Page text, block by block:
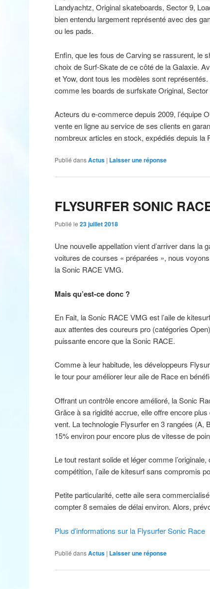
Landyachtz, Original skateboards, Sector 9,
bien entendu largement représenté avec des
ou les pads.
Enfin, que les fous de Carving se rassurent, le
choix de Surf-Skate de ce côté de la Galaxie.
et Yow, dont tous les modèles sont
comme les boards de surfskate Original,
Acteurs du e-commerce depuis 2009, l’équipe
vente en ligne au service de ses clients en
nombreux articles en stock, expédiés depuis la
Publié dans Actus | Laisser une réponse
FLYSURFER SONIC
Publié le23 juillet 2018
Une nouvelle appellation vient d’arriver dans la
voitures de courses « préparées », nous
la Sonic RACE VMG.
Mais qu’est-ce donc ?
En Fait, la Sonic RACE VMG est l’aile de
aux attentes des coureurs pro (catégories
puissante encore que la Sonic RACE.
Comme à leur habitude, les développeurs
le tour pour améliorer leur aile de Race en
Offrant un contrôle encore amélioré, la Sonic
Grâce à sa rigidité accrue, elle offre encore
vent. La technologie Flysurfer en 3 rangées (A,
15% environ pour encore plus de vitesse de
Le tout restant solide et léger comme
compétition, l’aile de kitesurf sans compromis
Petite particularité, cette aile sera
compter 8 semaies de délai environ. Alors,
Plus d’informations sur la Flysurfer Sonic Race
Publié dans Actus | Laisser une réponse